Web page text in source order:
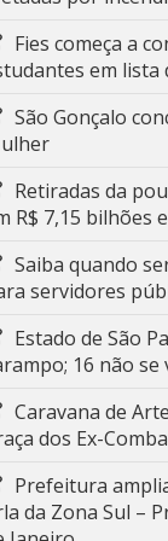
Fies começa a
em lista
São Gonçalo
Retiradas da
R$ 7,15 bilhões
Saiba quando
servidores
Estado de São
16 não se
Caravana de
dos Ex-
Prefeitura
da Zona Sul –